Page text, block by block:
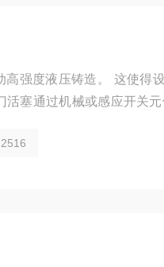
强度液压铸造。 这使得
活塞通过机械或感应开关